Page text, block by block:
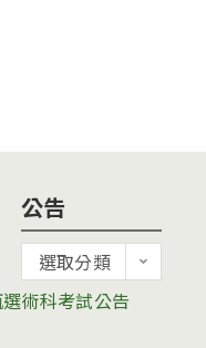
公告
告
選取分類
術科考試公告